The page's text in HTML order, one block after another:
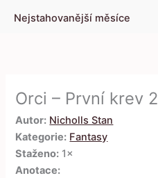
Nejstahovanější měsíce
Orci – První krev
Autor: Nicholls Stan
Kategorie: Fantasy
Staženo: 1×
Anotace: